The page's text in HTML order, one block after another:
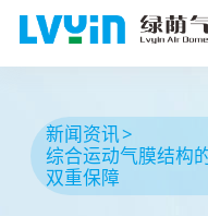
新闻资讯
综合运动气膜结构
双重保障